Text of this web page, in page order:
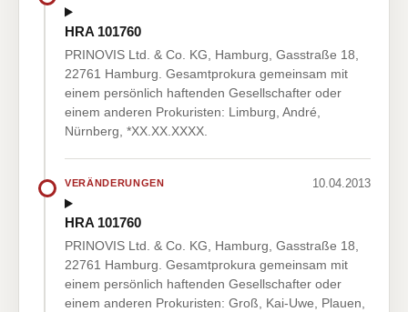
HRA 101760
PRINOVIS Ltd. & Co. KG, Hamburg, Gasstraße 18,
22761 Hamburg. Gesamtprokura gemeinsam mit
einem persönlich haftenden Gesellschafter oder
einem anderen Prokuristen: Limburg, André,
Nürnberg, *XX.XX.XXXX.
VERÄNDERUNGEN 10.04.2013
HRA 101760
PRINOVIS Ltd. & Co. KG, Hamburg, Gasstraße 18,
22761 Hamburg. Gesamtprokura gemeinsam mit
einem persönlich haftenden Gesellschafter oder
einem anderen Prokuristen: Groß, Kai-Uwe, Plauen,